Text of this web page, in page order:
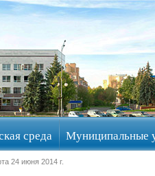
среда Муниципальные
24 июня 2014 г.